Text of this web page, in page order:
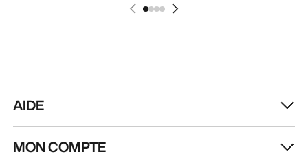
AIDE
MON COMPTE